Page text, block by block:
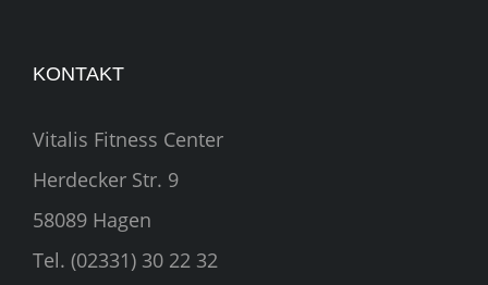
KONTAKT
Vitalis Fitness Center
Herdecker Str. 9
58089 Hagen
Tel. (02331) 30 22 32